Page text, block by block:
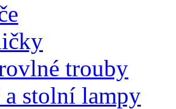
trouby
a stolní lampy